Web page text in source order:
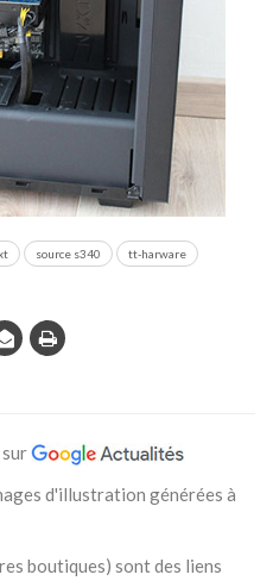
source s340 tt-harware
d'illustration générées à
boutiques) sont des liens